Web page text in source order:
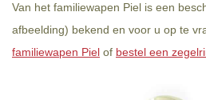
Van het familiewapen Piel is een
afbeelding) bekend en voor u op te
familiewapen Piel of bestel een